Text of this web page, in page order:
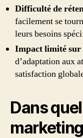
Difficulté de
facilement se
leurs besoins
Impact limité sur
d’adaptation aux
satisfaction
Dans